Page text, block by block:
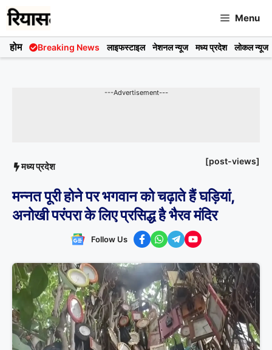
Skip
to
content
Menu
होम Breaking News लाइफस्टाइल नेशनल न्यूज मध्य प्रदेश लोकल न्यूज
---Advertisement---
मध्य प्रदेश [post-views]
मन्नत पूरी होने पर भगवान को चढ़ाते हैं घड़ियां,
अनोखी परंपरा के लिए प्रसिद्ध है भैरव मंदिर
Follow Us